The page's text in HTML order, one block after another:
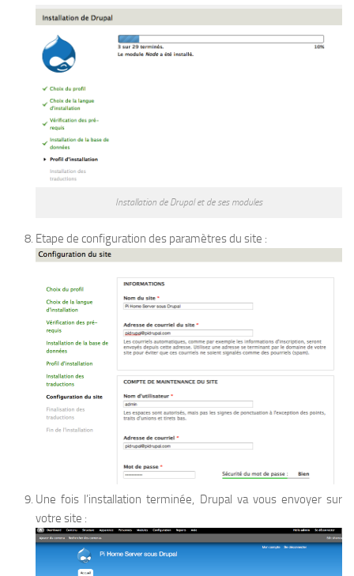
Installation de Drupal et de ses modules
Etape de configuration des paramètres du site :
Une fois l’installation terminée, Drupal va vous envoyer sur
votre site :